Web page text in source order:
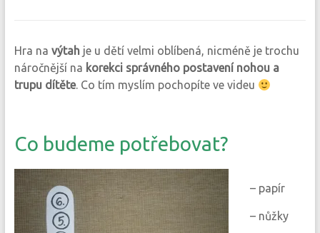
Hra na výtahje u dětí velmi oblíbená, nicméně je trochu
náročnější na korekci správného postavení nohou a
trupu dítěte. Co tím myslím pochopíte ve videu
Co budeme potřebovat?
– papír
– nůžky